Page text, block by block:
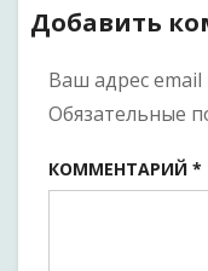
записям
Добавить
Ваш адрес email
Обязательные
КОММЕНТАРИЙ *